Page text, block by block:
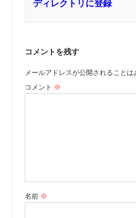
ディレクトリに登録
コメントを残す
メールアドレスが公開されることは
コメント ※
名前 ※